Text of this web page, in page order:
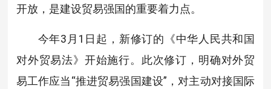
开放，是建设贸易强国的重要着力点。
今年3月1日起，新修订的《中华人民共和国
对外贸易法》开始施行。此次修订，明确对外贸
易工作应当“推进贸易强国建设”，对主动对接国际